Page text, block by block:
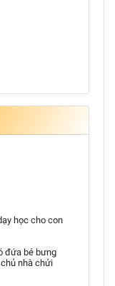
học cho con
đứa bé bưng
nhà chửi